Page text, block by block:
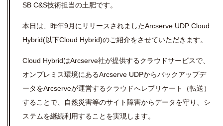
SB C&S技術担当の土肥です。
本日は、昨年9月にリリースされましたArcserve UDP Cloud
Hybrid(以下Cloud Hybrid)のご紹介をさせていただきます。
Cloud HybridはArcserve社が提供するクラウドサービスで、
オンプレミス環境にあるArcserve UDPからバックアップデ
ータをArcserveが運営するクラウドへレプリケート（転送）
することで、自然災害等のサイト障害からデータを守り、シ
ステムを継続利用することを実現します。